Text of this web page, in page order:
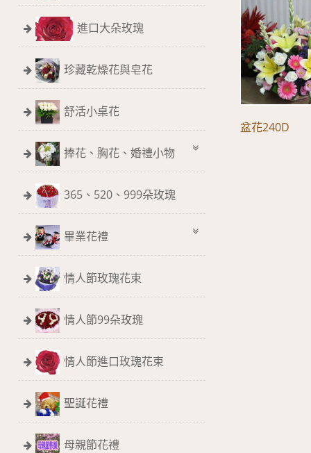
進口大朵玫瑰
珍藏乾燥花與皂花
舒活小桌花
捧花、胸花、婚禮小物
365、520、999朵玫瑰
畢業花禮
情人節玫瑰花束
情人節99朵玫瑰
情人節進口玫瑰花束
聖誕花禮
母親節花禮
盆花240D